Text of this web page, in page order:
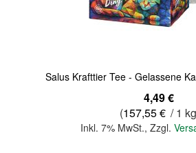
Salus Krafttier Tee - Gelassene
4,49 €
(157,55 € / 1
Inkl. 7% MwSt.,Zzgl.